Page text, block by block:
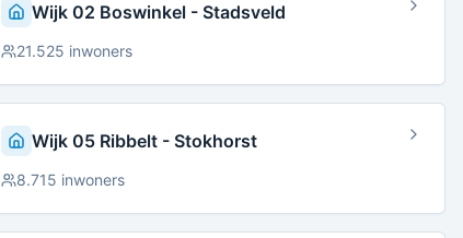
Wijk 02 Boswinkel - Stadsveld
21.525 inwoners
Wijk 05 Ribbelt - Stokhorst
8.715 inwoners